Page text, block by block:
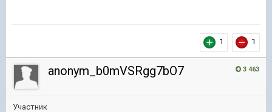
1 1
3 463
anonym_b0mVSRgg7bO7
Участник